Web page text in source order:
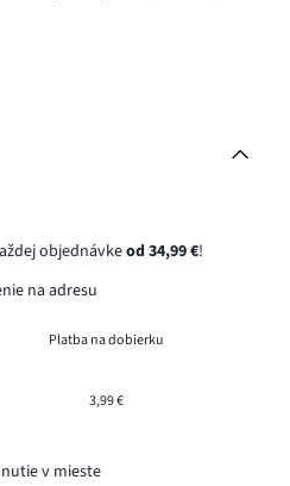
objednávkeod 34,99 €!
na adresu
Platba na dobierku
3,99 €
v mieste